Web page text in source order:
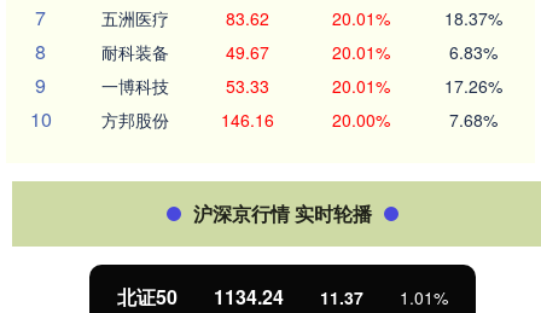
7 五洲医疗 83.62 20.01% 18.37%
8 耐科装备 49.67 20.01% 6.83%
9 一博科技 53.33 20.01% 17.26%
10 方邦股份 146.16 20.00% 7.68%
沪深京行情 实时轮播
北证50 1134.24 11.37 1.01%